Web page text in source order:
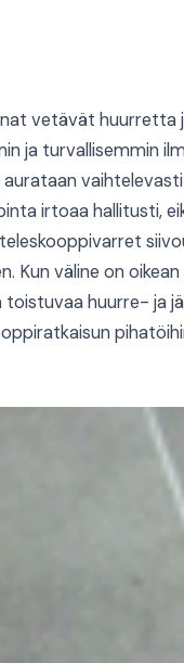
vetävät huurretta
ja turvallisemmin
irtoaa hallitusti,
Kun väline on
huurre- ja